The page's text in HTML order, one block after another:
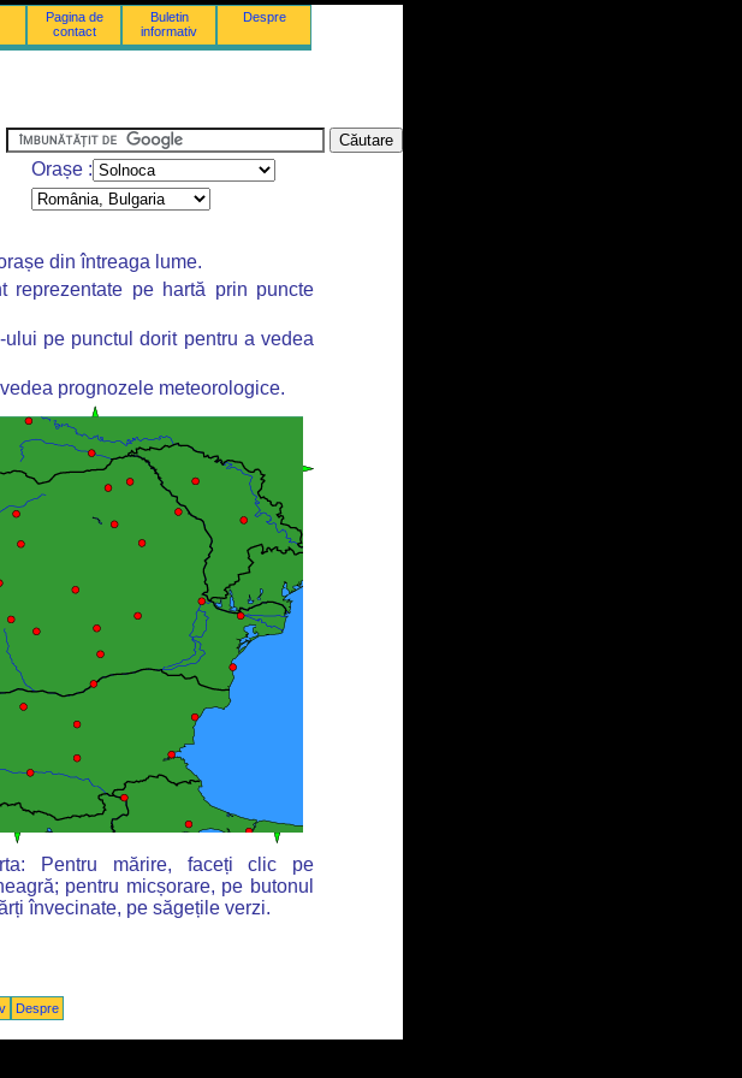
Pagina de
contact
Buletin
informativ
Despre
Orașe :
din întreaga lume.
reprezentate pe hartă prin puncte
pe punctul dorit pentru a vedea
prognozele meteorologice.
Pentru mărire, faceți clic pe
pentru micșorare, pe butonul
învecinate, pe săgețile verzi.
Despre